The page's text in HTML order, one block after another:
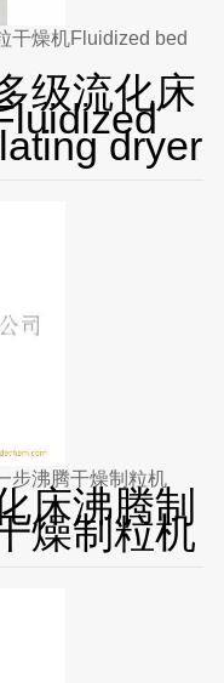
干燥机Fluidized bed
级流化床
dryer
步沸腾干燥制粒机
床沸腾制
燥制粒机